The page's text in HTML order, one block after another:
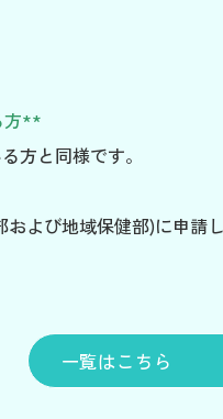
方**
方と同様です。
よび地域保健部)に申請し
一覧はこちら